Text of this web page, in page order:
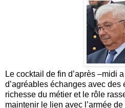
Le cocktail de fin d’après –midi
d’agréables échanges avec des
richesse du métier et le rôle
maintenir le lien avec l’armée de